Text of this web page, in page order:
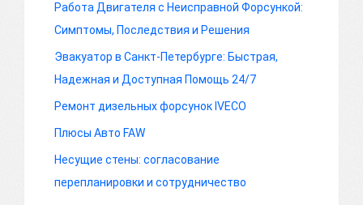
Работа Двигателя с Неисправной Форсункой:
Симптомы, Последствия и Решения
Эвакуатор в Санкт-Петербурге: Быстрая,
Надежная и Доступная Помощь 24/7
Ремонт дизельных форсунок IVECO
Плюсы Авто FAW
Несущие стены: согласование
перепланировки и сотрудничество